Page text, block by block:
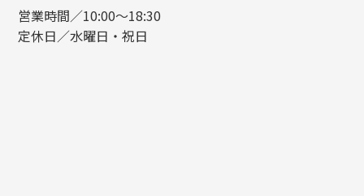
営業時間／10:00～18:30
定休日／水曜日・祝日